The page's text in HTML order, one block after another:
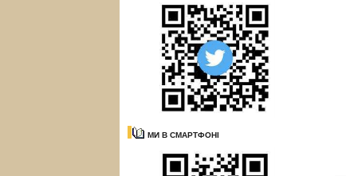
МИ В СМАРТФОНІ